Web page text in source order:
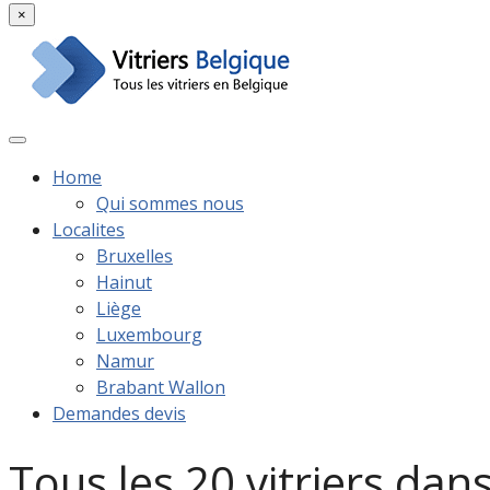
×
Home
Qui sommes nous
Localites
Bruxelles
Hainut
Liège
Luxembourg
Namur
Brabant Wallon
Demandes devis